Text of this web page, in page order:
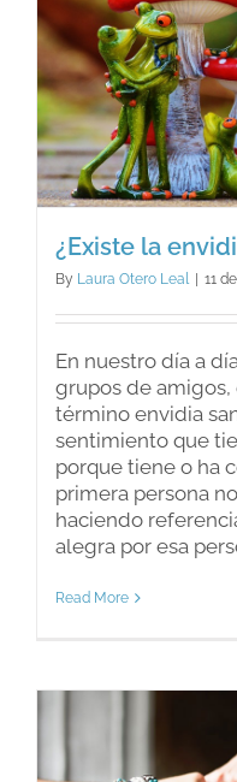
¿Existe la
By Laura Otero Leal | 11
En nuestro día a
grupos de amigos,
término envidia
sentimiento que
porque tiene o ha
primera persona
haciendo
alegra por esa
Read More